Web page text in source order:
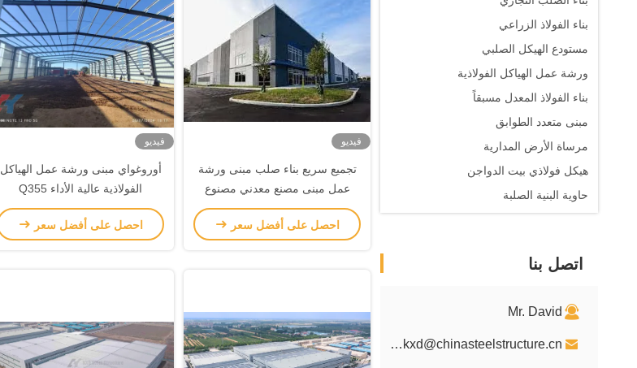
بناء الفولاذ الزراعي
مستودع الهيكل الصلبي
ورشة عمل الهياكل الفولاذية
بناء الفولاذ المعدل مسبقاً
مبنى متعدد الطوابق
مرساة الأرض المدارية
هيكل فولاذي بيت الدواجن
حاوية البنية الصلبة
اتصل بنا
Mr. David
davidkxd@chinasteelstructure.cn
فيديو
تجميع سريع بناء صلب مبنى ورشة
عمل مبنى مصنع معدني مصنوع
مسبقاً
احصل على أفضل سعر
فيديو
أوروغواي مبنى ورشة عمل الهياكل
الفولاذية عالية الأداء Q355
احصل على أفضل سعر